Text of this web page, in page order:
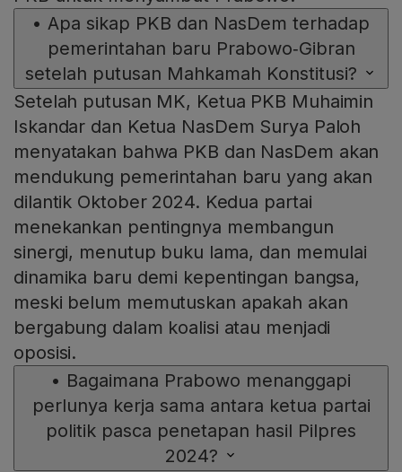
• Apa sikap PKB dan NasDem terhadap
pemerintahan baru Prabowo‑Gibran
setelah putusan Mahkamah Konstitusi?
Setelah putusan MK, Ketua PKB Muhaimin
Iskandar dan Ketua NasDem Surya Paloh
menyatakan bahwa PKB dan NasDem akan
mendukung pemerintahan baru yang akan
dilantik Oktober 2024. Kedua partai
menekankan pentingnya membangun
sinergi, menutup buku lama, dan memulai
dinamika baru demi kepentingan bangsa,
meski belum memutuskan apakah akan
bergabung dalam koalisi atau menjadi
oposisi.
• Bagaimana Prabowo menanggapi
perlunya kerja sama antara ketua partai
politik pasca penetapan hasil Pilpres
2024?